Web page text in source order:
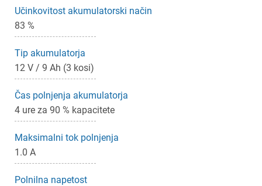
Učinkovitost akumulatorski način
83 %
Tip akumulatorja
12 V / 9 Ah (3 kosi)
Čas polnjenja akumulatorja
4 ure za 90 % kapacitete
Maksimalni tok polnjenja
1.0 A
Polnilna napetost